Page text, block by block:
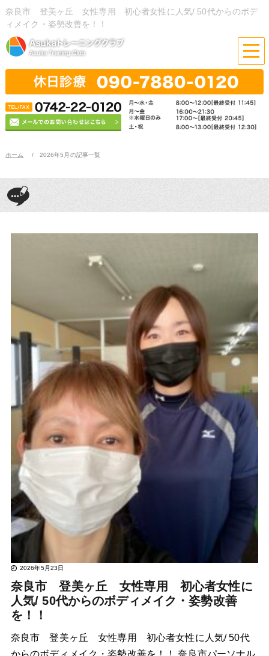
奈良市 登美ヶ丘 女性専用 初心者女性に人気/ 50代からのボデ
ィメイク・姿勢改善を！！
ホーム 2026年5月の記事一覧
2026年5月23日
奈良市 登美ヶ丘 女性専用 初心者女性に
人気/ 50代からのボディメイク・姿勢改善
を！！
奈良市 登美ヶ丘 女性専用 初心者女性に人気/ 50代